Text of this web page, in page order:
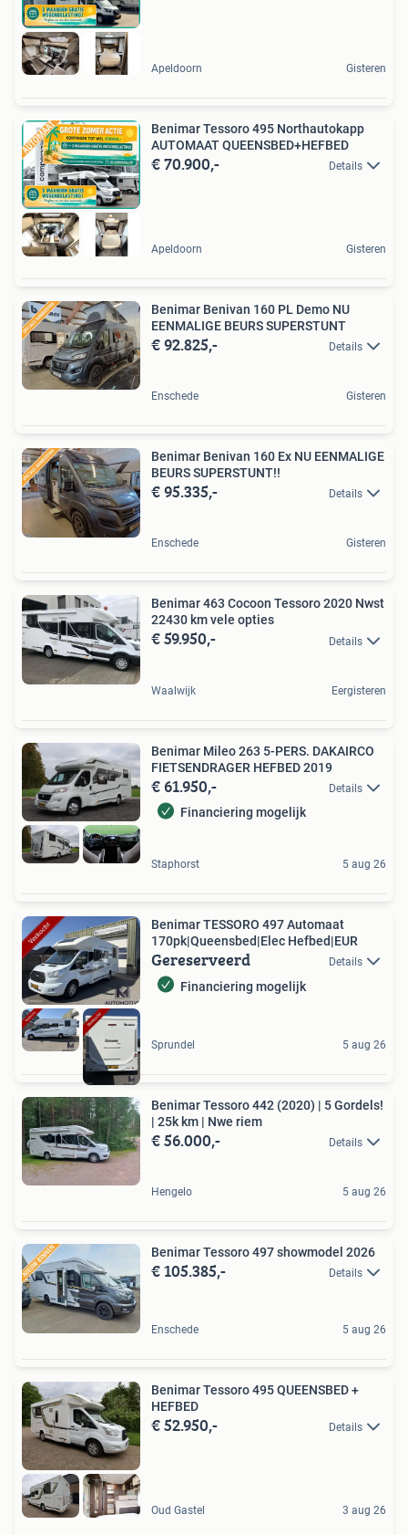
Apeldoorn Gisteren
Benimar Tessoro 495 Northautokapp
AUTOMAAT QUEENSBED+HEFBED
€ 70.900,- Details
Apeldoorn Gisteren
Benimar Benivan 160 PL Demo NU
EENMALIGE BEURS SUPERSTUNT
€ 92.825,- Details
Enschede Gisteren
Benimar Benivan 160 Ex NU EENMALIGE
BEURS SUPERSTUNT!!
€ 95.335,- Details
Enschede Gisteren
Benimar 463 Cocoon Tessoro 2020 Nwst
22430 km vele opties
€ 59.950,- Details
Waalwijk Eergisteren
Benimar Mileo 263 5-PERS. DAKAIRCO
FIETSENDRAGER HEFBED 2019
€ 61.950,- Details
Financiering mogelijk
Staphorst 5 aug 26
Benimar TESSORO 497 Automaat
170pk|Queensbed|Elec Hefbed|EUR
Gereserveerd Details
Financiering mogelijk
Sprundel 5 aug 26
Benimar Tessoro 442 (2020) | 5 Gordels!
| 25k km | Nwe riem
€ 56.000,- Details
Hengelo 5 aug 26
Benimar Tessoro 497 showmodel 2026
€ 105.385,- Details
Enschede 5 aug 26
Benimar Tessoro 495 QUEENSBED +
HEFBED
€ 52.950,- Details
Oud Gastel 3 aug 26